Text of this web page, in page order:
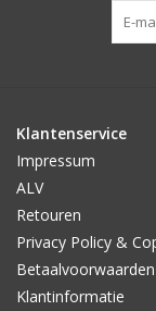
Klantenservice
Impressum
ALV
Retouren
Privacy Policy &
Betaalvoorwaarden
Klantinformatie